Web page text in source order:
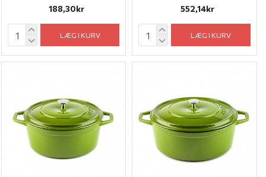
188,30kr
LÆG I KURV
552,14kr
LÆG I KURV